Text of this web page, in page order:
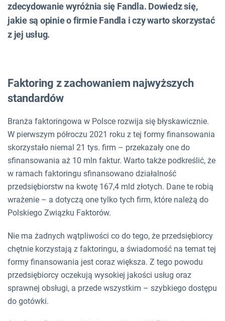
zdecydowanie wyróżnia się Fandla. Dowiedz się,
jakie są opinie o firmie Fandla i czy warto skorzystać
z jej usług.
Faktoring z zachowaniem najwyższych
standardów
Branża faktoringowa w Polsce rozwija się błyskawicznie.
W pierwszym półroczu 2021 roku z tej formy finansowania
skorzystało niemal 21 tys. firm – przekazały one do
sfinansowania aż 10 mln faktur. Warto także podkreślić, że
w ramach faktoringu sfinansowano działalność
przedsiębiorstw na kwotę 167,4 mld złotych. Dane te robią
wrażenie – a dotyczą one tylko tych firm, które należą do
Polskiego Związku Faktorów.
Nie ma żadnych wątpliwości co do tego, że przedsiębiorcy
chętnie korzystają z faktoringu, a świadomość na temat tej
formy finansowania jest coraz większa. Z tego powodu
przedsiębiorcy oczekują wysokiej jakości usług oraz
sprawnej obsługi, a przede wszystkim – szybkiego dostępu
do gotówki.